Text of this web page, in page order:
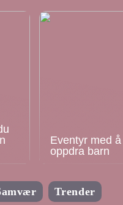
Eventyr med å
oppdra barn
Trender